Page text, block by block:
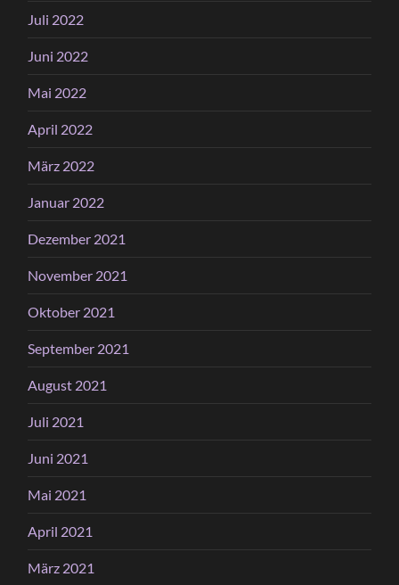
Juli 2022
Juni 2022
Mai 2022
April 2022
März 2022
Januar 2022
Dezember 2021
November 2021
Oktober 2021
September 2021
August 2021
Juli 2021
Juni 2021
Mai 2021
April 2021
März 2021